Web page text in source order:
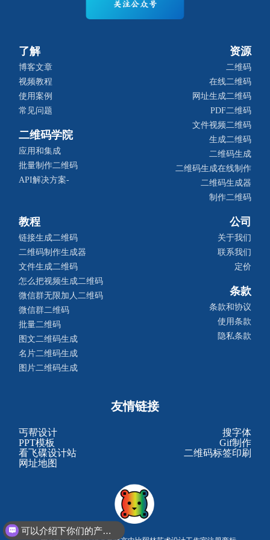
了解
博客文章
视频教程
使用案例
常见问题
二维码学院
应用和集成
批量制作二维码
API解决方案-
资源
二维码
在线二维码
网址生成二维码
PDF二维码
文件视频二维码
生成二维码
二维码生成
二维码生成在线制作
二维码生成器
制作二维码
教程
链接生成二维码
二维码制作生成器
文件生成二维码
怎么把视频生成二维码
微信群无限加人二维码
微信群二维码
批量二维码
图文二维码生成
名片二维码生成
图片二维码生成
公司
关于我们
联系我们
定价
条款
条款和协议
使用条款
隐私条款
友情链接
丐帮设计
搜字体
PPT模板
Gif制作
看飞碟设计站
二维码标签印刷
网址地图